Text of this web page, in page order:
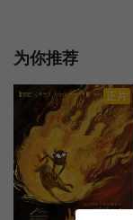
了，而苏菲亚也就
望。 流落民间的苏
所知。一次偶然中
的画像揭示了苏菲
苏菲亚能否战胜德
为你推荐
正片